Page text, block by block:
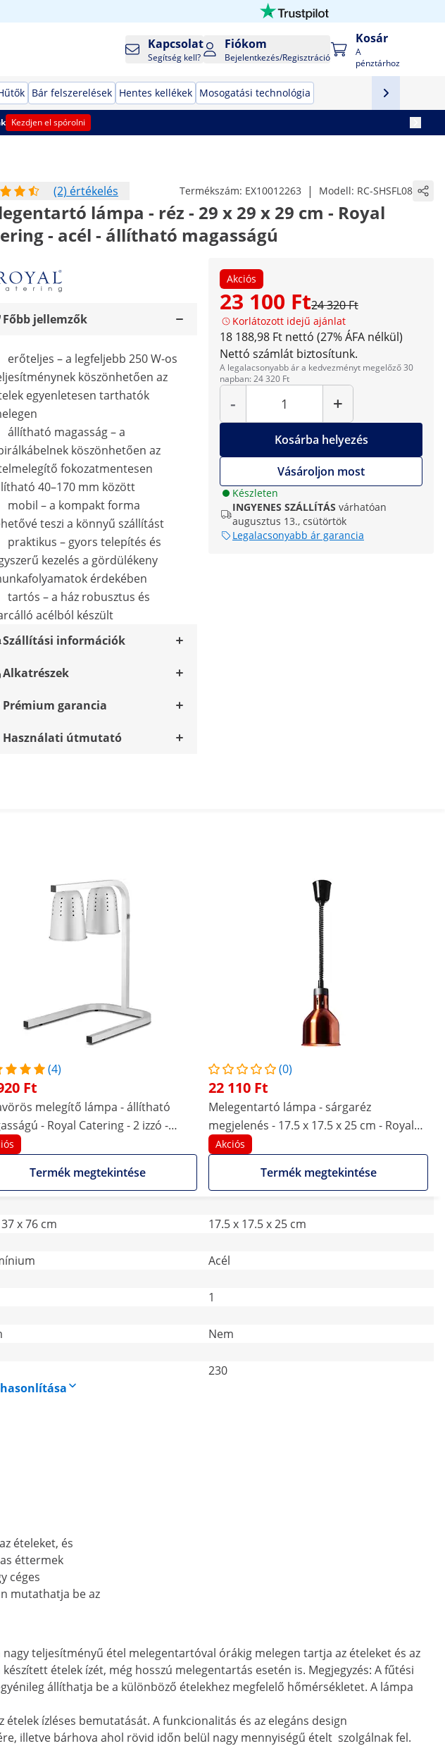
Kapcsolat
Segítség kell?
Fiókom
Bejelentkezés/Regisztráció
Kosár
A
pénztárhoz
Bár felszerelések Hentes kellékek Mosogatási technológia
Kezdjen el spórolni
(2) értékelés
Termékszám: EX10012263 | Modell: RC-SHSFL08
lámpa - réz - 29 x 29 x 29 cm - Royal
- acél - állítható magasságú
Akciós
23 100 Ft24 320 Ft
Korlátozott idejű ajánlat
18 188,98 Ft nettó (27% ÁFA nélkül)
Nettó számlát biztosítunk.
A legalacsonyabb ár a kedvezményt megelőző 30
napban: 24 320 Ft
-
Mennyiség
+
Kosárba helyezés
Vásároljon most
Készleten
INGYENES SZÁLLÍTÁS várhatóan
augusztus 13., csütörtök
Legalacsonyabb ár garancia
Főbb jellemzők
erőteljes – a legfeljebb 250 W-os
köszönhetően az
egyenletesen tarthatók
állítható magasság – a
köszönhetően az
fokozatmentesen
40–170 mm között
mobil – a kompakt forma
teszi a könnyű szállítást
praktikus – gyors telepítés és
kezelés a gördülékeny
érdekében
tartós – a ház robusztus és
acélból készült
Szállítási információk
Alkatrészek
Prémium garancia
Használati útmutató
(4)
Ft
melegítő lámpa - állítható
- Royal Catering - 2 izzó -
Termék megtekintése
(0)
22 110 Ft
Melegentartó lámpa - sárgaréz
megjelenés - 17.5 x 17.5 x 25 cm - Royal
Catering - acél - állítható magasságú
Akciós
Termék megtekintése
x 76 cm
17.5 x 17.5 x 25 cm
Acél
1
Nem
230
ételeket, és
éttermek
céges
mutathatja be az
teljesítményű étel melegentartóval órákig melegen tartja az ételeket és az
ételek ízét, még hosszú melegentartás esetén is. Megjegyzés: A fűtési
állíthatja be a különböző ételekhez megfelelő hőmérsékletet. A lámpa
ízléses bemutatását. A funkcionalitás és az elegáns design
illetve bárhova ahol rövid időn belül nagy mennyiségű ételt szolgálnak fel.